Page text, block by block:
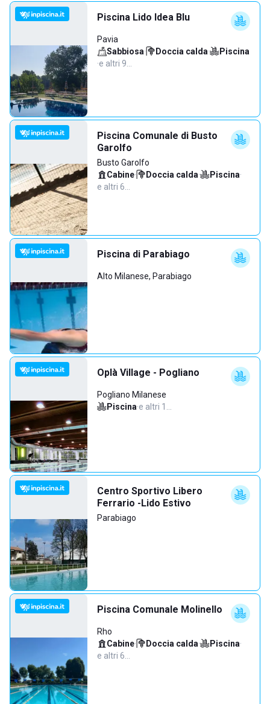
Piscina Lido Idea Blu
Pavia
Sabbiosa· Doccia calda·
Piscina
·e altri 9…
Piscina Comunale di Busto
Garolfo
Busto Garolfo
Cabine· Doccia calda· Piscina·
e altri 6…
Piscina di Parabiago
Alto Milanese, Parabiago
Oplà Village - Pogliano
Pogliano Milanese
Piscina·e altri 1…
Centro Sportivo Libero
Ferrario -Lido Estivo
Parabiago
Piscina Comunale Molinello
Rho
Cabine· Doccia calda· Piscina·
e altri 6…